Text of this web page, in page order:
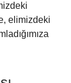
elimizdeki